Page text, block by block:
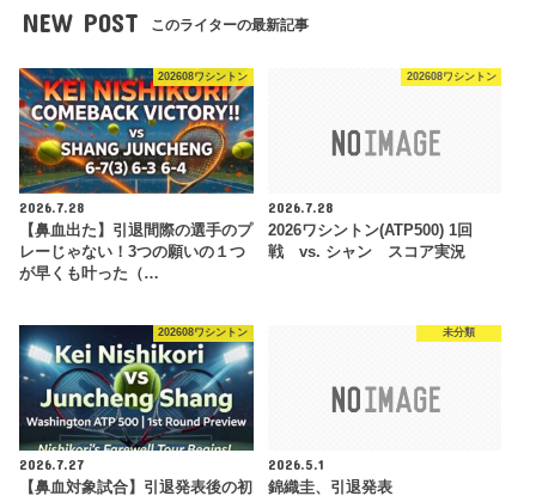
NEW POST このライターの最新記事
202608ワシントン
2026.7.28
【鼻血出た】引退間際の選手のプ
レーじゃない！3つの願いの１つ
が早くも叶った（…
202608ワシントン
2026.7.28
2026ワシントン(ATP500) 1回
戦 vs. シャン スコア実況
202608ワシントン
2026.7.27
【鼻血対象試合】引退発表後の初
未分類
2026.5.1
錦織圭、引退発表